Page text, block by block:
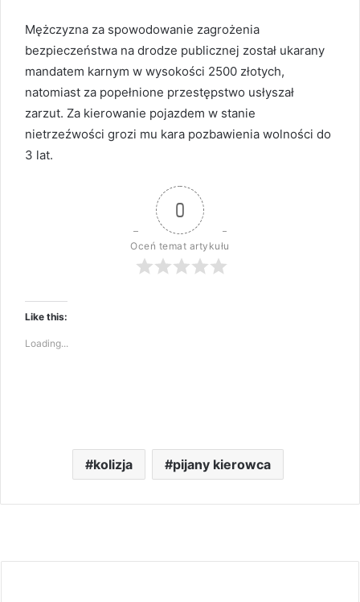
Mężczyzna za spowodowanie zagrożenia
bezpieczeństwa na drodze publicznej został ukarany
mandatem karnym w wysokości 2500 złotych,
natomiast za popełnione przestępstwo usłyszał
zarzut. Za kierowanie pojazdem w stanie
nietrzeźwości grozi mu kara pozbawienia wolności do
3 lat.
0
Oceń temat artykułu
Like this:
Loading...
kolizja pijany kierowca